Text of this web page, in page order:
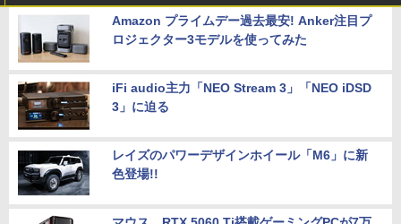
Amazon プライムデー過去最安! Anker注目プ
ロジェクター3モデルを使ってみた
iFi audio主力「NEO Stream 3」「NEO iDSD
3」に迫る
レイズのパワーデザインホイール「M6」に新
色登場!!